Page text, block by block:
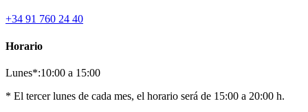
+34 91 760 24 40
Horario
Lunes*:10:00 a 15:00
* El tercer lunes de cada mes, el horario será de 15:00 a 20:00 h.